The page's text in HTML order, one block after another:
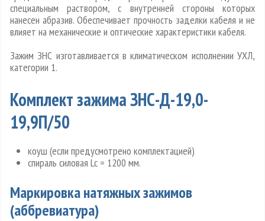
специальным раствором, с внутренней стороны которых
нанесен абразив. Обеспечивает прочность заделки кабеля и не
влияет на механические и оптические характеристики кабеля.
Зажим ЗНС изготавливается в климатическом исполнении УХЛ,
категории 1.
Комплект зажима ЗНС-Д-19,0-
19,9П/50
коуш (если предусмотрено комплектацией)
спираль силовая Lc = 1200 мм.
Маркировка натяжных зажимов
(аббревиатура)